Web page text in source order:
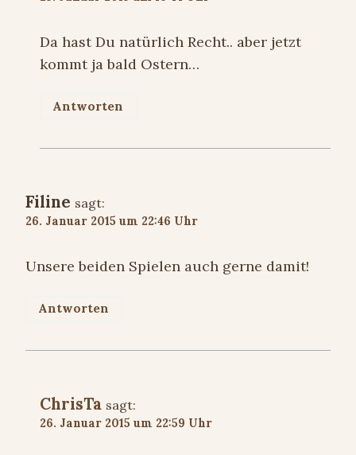
Da hast Du natürlich Recht.. aber jetzt
kommt ja bald Ostern…
Antworten
Filine sagt:
26. Januar 2015 um 22:46 Uhr
Unsere beiden Spielen auch gerne damit!
Antworten
ChrisTa sagt:
26. Januar 2015 um 22:59 Uhr